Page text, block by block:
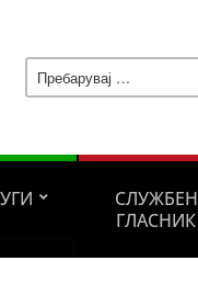
СЛУЖБЕН
ГЛАСНИК